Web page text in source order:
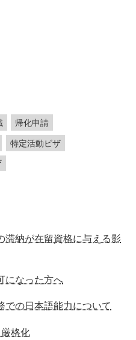
帰化申請
特定活動ビザ
滞納が在留資格に与える影
になった方へ
での日本語能力について
格化